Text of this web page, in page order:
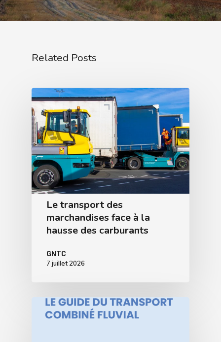
Related Posts
Le transport des
marchandises face à la
hausse des carburants
GNTC
7 juillet 2026